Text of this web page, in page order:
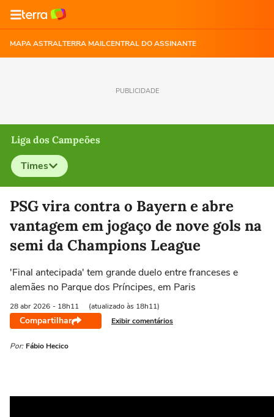
MAPA ASTRALTERRA MAILCENTRAL DO ASSINANTE
PUBLICIDADE
Liga dos Campeões
Times
Selecione o time para ver as notícias
PSG vira contra o Bayern e abre
vantagem em jogaço de nove gols na
semi da Champions League
'Final antecipada' tem grande duelo entre franceses e
alemães no Parque dos Príncipes, em Paris
28 abr 2026 - 18h11 (atualizado às 18h11)
Compartilhar Exibir comentários
Por: Fábio Hecico